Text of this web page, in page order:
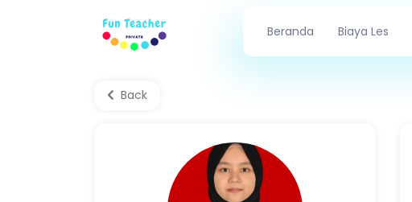
Beranda Biaya Les
Back